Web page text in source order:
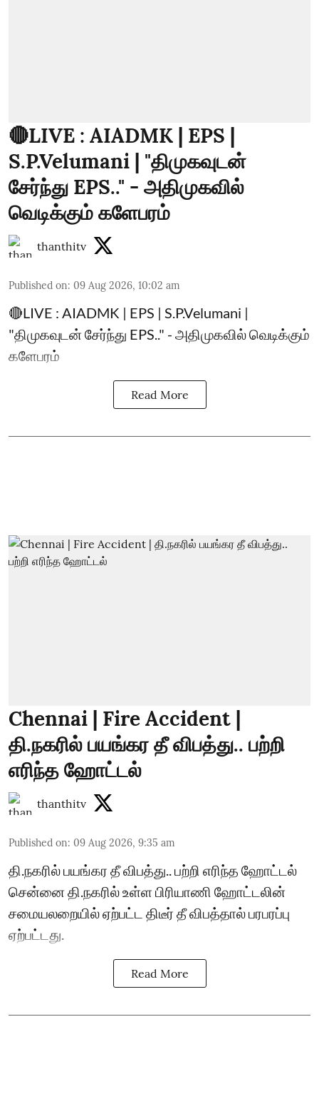
🔴LIVE : AIADMK | EPS |
S.P.Velumani | "திமுகவுடன்
சேர்ந்து EPS.." - அதிமுகவில்
வெடிக்கும் களேபரம்
thanthitv
Published on: 09 Aug 2026, 10:02 am
🔴LIVE : AIADMK | EPS | S.P.Velumani |
"திமுகவுடன் சேர்ந்து EPS.." - அதிமுகவில் வெடிக்கும்
களேபரம்
Read More
Chennai | Fire Accident |
தி.நகரில் பயங்கர தீ விபத்து.. பற்றி
எரிந்த ஹோட்டல்
thanthitv
Published on: 09 Aug 2026, 9:35 am
தி.நகரில் பயங்கர தீ விபத்து.. பற்றி எரிந்த ஹோட்டல்
சென்னை தி.நகரில் உள்ள பிரியாணி ஹோட்டலின்
சமையலறையில் ஏற்பட்ட திடீர் தீ விபத்தால் பரபரப்பு
ஏற்பட்டது.
Read More